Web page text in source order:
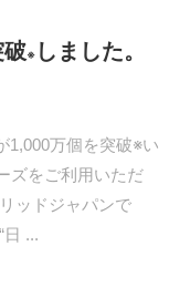
破※ しました。
1,000万個を突破※い
ズをご利用いただ
ッドジャパンで
...